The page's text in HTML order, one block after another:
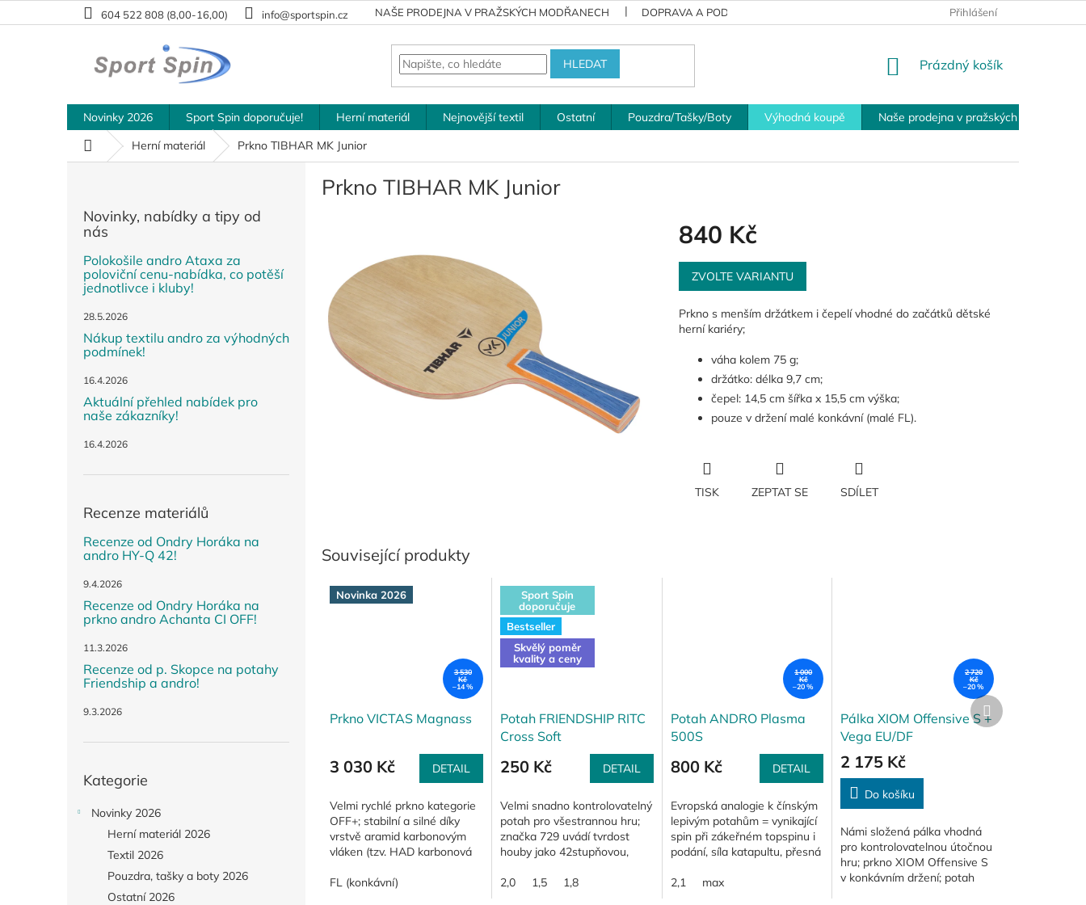
na
604 522 808 (8,00-16,00) info@sportspin.cz NAŠE PRODEJNA V PRAŽSKÝCH MODŘANECH DOPRAVA A PODMÍNKY PRO VRÁCENÍ ZBOŽÍ PLATEBNÍ MOŽNOSTI
Přihlášení
HLEDAT
NÁKUPNÍ
Prázdný košík
Novinky 2026 Sport Spin doporučuje! Herní materiál Nejnovější textil Ostatní Pouzdra/Tašky/Boty Výhodná koupě
Naše prodejna v pražských Modřanech
Domů
Herní materiál Prkno TIBHAR MK Junior
Novinky, nabídky a tipy od
nás
Polokošile andro Ataxa za
poloviční cenu-nabídka, co potěší
jednotlivce i kluby!
28.5.2026
Nákup textilu andro za výhodných
podmínek!
16.4.2026
Aktuální přehled nabídek pro
naše zákazníky!
16.4.2026
Recenze materiálů
Recenze od Ondry Horáka na
andro HY-Q 42!
9.4.2026
Recenze od Ondry Horáka na
prkno andro Achanta CI OFF!
11.3.2026
Recenze od p. Skopce na potahy
Friendship a andro!
9.3.2026
kategorie
Kategorie
Novinky 2026
Herní materiál 2026
Textil 2026
Pouzdra, tašky a boty 2026
Ostatní 2026
Prkno TIBHAR MK Junior
840 Kč
Měrná
cena:
ZVOLTE VARIANTU
Prkno s menším držátkem i čepelí vhodné do začátků dětské
herní kariéry;
váha kolem 75 g;
držátko: délka 9,7 cm;
čepel: 14,5 cm šířka x 15,5 cm výška;
pouze v držení malé konkávní (malé FL).
TISK ZEPTAT SE SDÍLET
Související produkty
Novinka 2026
3 530
Kč
–14 %
Prkno VICTAS Magnass
3 030 Kč DETAIL
Velmi rychlé prkno kategorie
OFF+; stabilní a silné díky
vrstvě aramid karbonovým
vláken (tzv. HAD karbonová
energii, která se bez
FL (konkávní)
Sport Spin
doporučuje
Bestseller
Skvělý poměr
kvality a ceny
Potah FRIENDSHIP RITC
Cross Soft
250 Kč DETAIL
Velmi snadno kontrolovatelný
potah pro všestrannou hru;
značka 729 uvádí tvrdost
houby jako 42stupňovou,
(tzn. lepší na kontrolu) než
2,0 1,5 1,8
1 000
Kč
–20 %
Potah ANDRO Plasma
500S
800 Kč DETAIL
Evropská analogie k čínským
lepivým potahům = vynikající
spin při zákeřném topspinu i
podání, síla katapultu, přesná
agresívní křivky letu míče při...
2,1 max
2 720
Kč
–20 %
Pálka XIOM Offensive S +
Vega EU/DF
2 175 Kč
Do košíku
Námi složená pálka vhodná
pro kontrolovatelnou útočnou
hru; prkno XIOM Offensive S
v konkávním držení; potah
Další
produkt